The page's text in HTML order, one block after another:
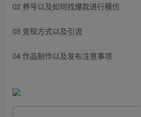
02 养号以及如何找爆款进行模仿
03 变现方式以及引流
04 作品制作以及发布注意事项